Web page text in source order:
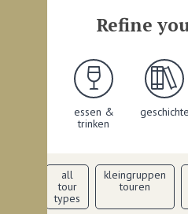
Refine
essen &
trinken
geschichte
all
tour
types
kleingruppen
touren